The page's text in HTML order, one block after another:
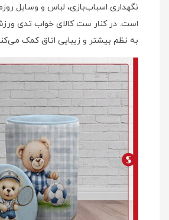
نگهداری اسباب‌بازی، لباس و وسایل
است. در کنار ست کالای خواب تدی
به نظم بیشتر و زیبایی اتاق کمک